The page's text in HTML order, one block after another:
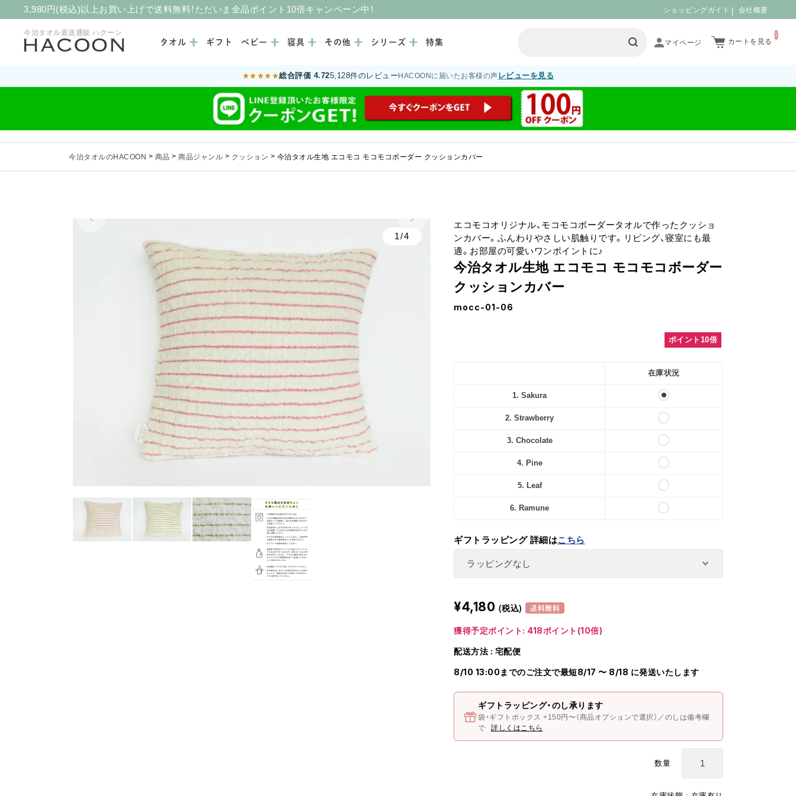
3,980円(税込)以上お買い上げで送料無料！ただいま全品ポイント10倍キャンペーン中！ ショッピングガイド 会社概要
今治タオル直送通販 ハクーン
タオル
ギフト ベビー 寝具 その他 シリーズ 特集 カートを見る
0
★★★★★総合評価 4.725,128件のレビューHACOONに届いたお客様の声 レビューを見る
今治タオルのHACOON > 商品 > 商品ジャンル > クッション > 今治タオル生地 エコモコ モコモコボーダー クッションカバー
1/4
エコモコオリジナル、モコモコボーダータオルで作ったクッショ
ンカバー。ふんわりやさしい肌触りです。リビング、寝室にも最
適。お部屋の可愛いワンポイントに♪
今治タオル生地 エコモコ モコモコボーダー
クッションカバー
mocc-01-06
ポイント10倍
在庫状況
1. Sakura
2. Strawberry
3. Chocolate
4. Pine
5. Leaf
6. Ramune
ギフトラッピング 詳細はこちら
¥4,180 (税込) 送料無料
獲得予定ポイント: 418ポイント(10倍)
配送方法 : 宅配便
8/10 13:00までのご注文で最短8/17 〜 8/18 に発送いたします
ギフトラッピング・のし承ります
袋・ギフトボックス +150円〜（商品オプションで選択）／のしは備考欄
で
詳しくはこちら
数量